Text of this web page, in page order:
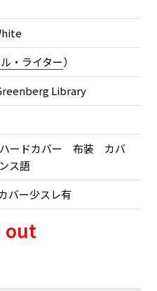
・ライター）
Library
ードカバー 布装 カバ
ス語
バー少スレ有
out